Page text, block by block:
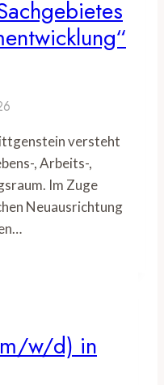
versteht
, Arbeits-,
Im Zuge
Neuausrichtung
w/d) in